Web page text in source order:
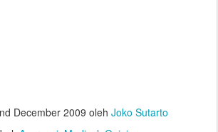
December 2009 oleh Joko Sutarto